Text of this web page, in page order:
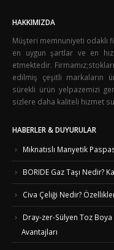
HAKKIMIZDA
Müşteri memnuniyeti odaklı
en uygun şartlar ve en
etmektedir.
edilmiş çeşitli markaların
sürekli ürün yelpazemizi
sizlere daha kaliteli hizmet
HABERLER & DUYURULAR
Mıknatıslı Manyetik
BORIDE Gaz Taşı Nedir?
Civa Çeliği Nedir?
Dray-zer-Sülyen Toz Boya
Avantajları